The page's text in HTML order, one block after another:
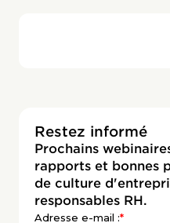
Restez informé
Prochains
rapports et bonnes
de culture
responsables RH.